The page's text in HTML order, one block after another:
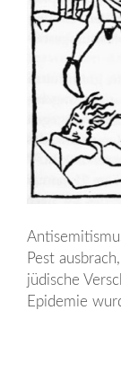
Pest
jüdische
Epidemie